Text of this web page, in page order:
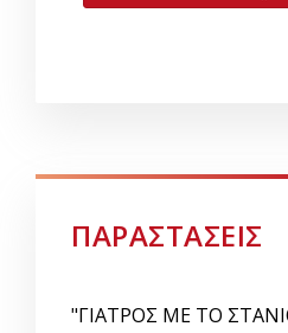
ΠΑΡΑΣΤΑΣΕΙΣ
"ΓΙΑΤΡΟΣ ΜΕ ΤΟ